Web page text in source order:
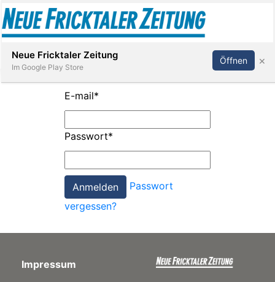
Paper
App
Abonnieren Anmelden
E-mail*
Passwort*
Passwort
vergessen?
Impressum
Neue Fricktaler Zeitung
Im Google Play Store
Öffnen ×